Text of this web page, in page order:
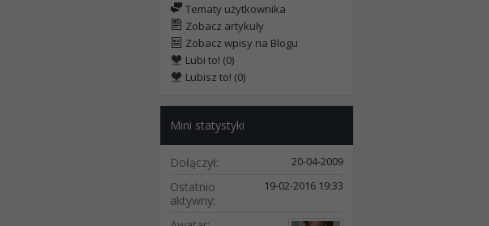
Tematy użytkownika
Zobacz artykuły
Zobacz wpisy na Blogu
Lubi to! (0)
Lubisz to! (0)
Mini statystyki
Dołączył 20-04-2009
Ostatnio
aktywny
19-02-2016 19:33